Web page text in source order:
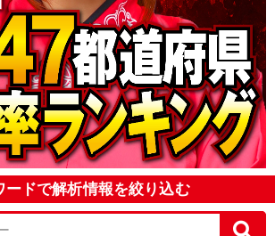
ードで解析情報を絞り込む